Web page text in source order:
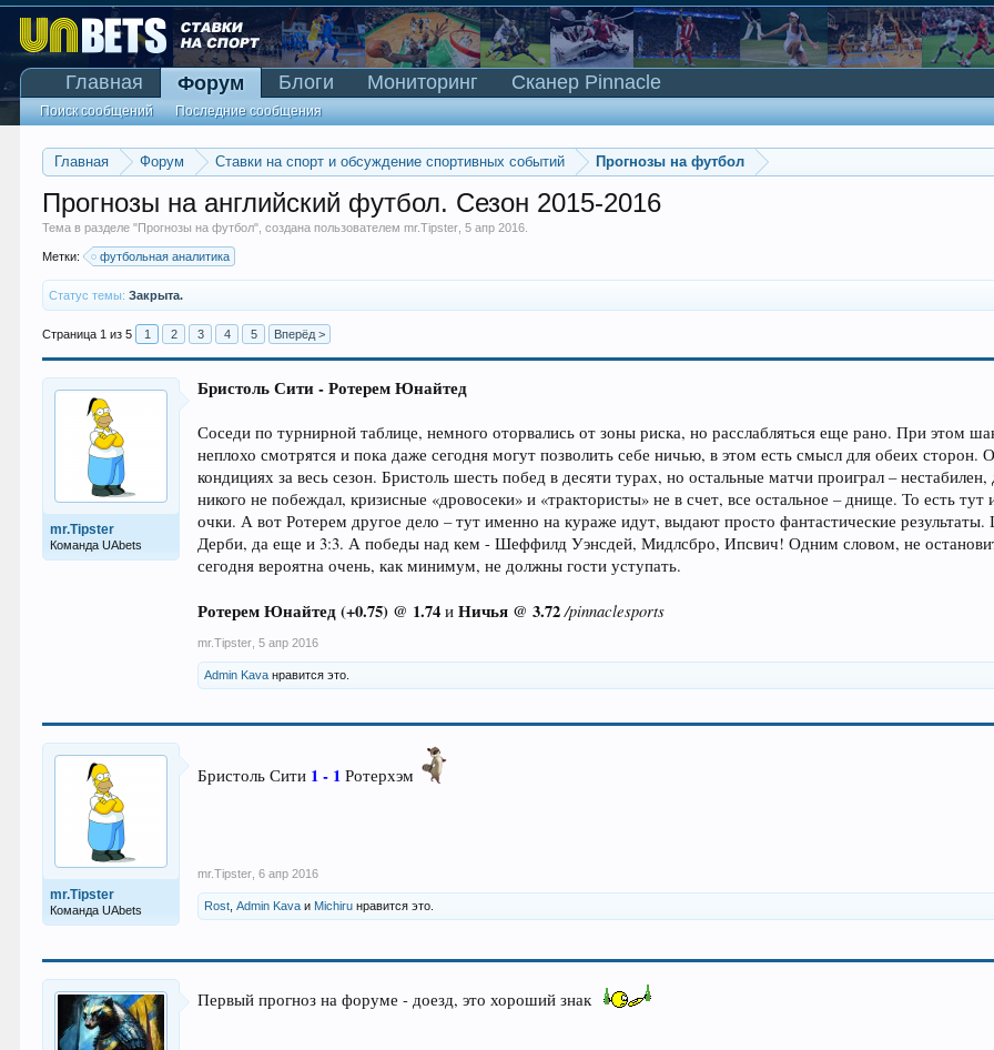
Главная Форум Ставки на спорт и обсуждение спортивных событий Прогнозы на футбол
Прогнозы на английский футбол. Сезон 2015-2016
Тема в разделе "Прогнозы на футбол", создана пользователемmr.Tipster ,5 апр 2016
Метки: футбольная аналитика
Статус темы: Закрыта.
Страница 1 из 5 1 2 3 4 5 Вперёд >
mr.Tipster
Команда UAbets
Бристоль Сити - Ротерем Юнайтед
Соседи по турнирной таблице, немного оторвались от зоны риска, но расслабляться еще рано. При этом
неплохо смотрятся и пока даже сегодня могут позволить себе ничью, в этом есть смысл для обеих
кондициях за весь сезон. Бристоль шесть побед в десяти турах, но остальные матчи проиграл –
никого не побеждал, кризисные «дровосеки» и «трактористы» не в счет, все остальное – днище. То есть
очки. А вот Ротерем другое дело – тут именно на кураже идут, выдают просто фантастические
Дерби, да еще и 3:3. А победы над кем - Шеффилд Уэнсдей, Мидлсбро, Ипсвич! Одним словом, не
сегодня вероятна очень, как минимум, не должны гости уступать.
Ротерем Юнайтед (+0.75) @ 1.74и Ничья @ 3.72 /pinnaclesports
mr.Tipster 5 апр 2016
Admin Kava нравится это.
mr.Tipster
Команда UAbets
Бристоль Сити 1 - 1 Ротерхэм
mr.Tipster 6 апр 2016
Rost ,Admin Kava и Michiru нравится это.
Первый прогноз на форуме - доезд, это хороший знак
Главная Форум
Поиск сообщений Последние сообщения
Блоги Мониторинг Сканер Pinnacle